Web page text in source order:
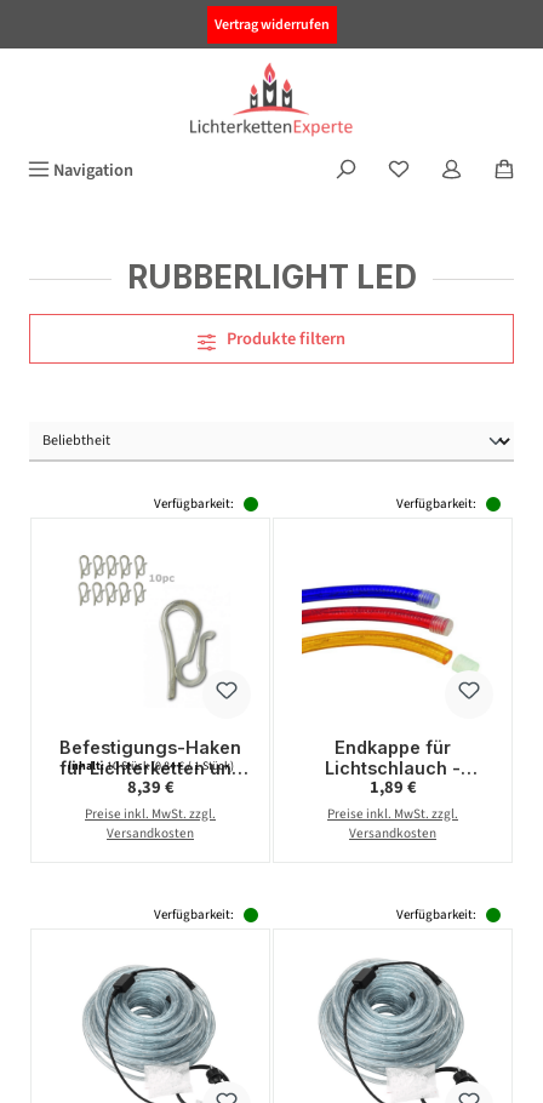
Vertrag widerrufen
Navigation
RUBBERLIGHT LED
Produkte filtern
Verfügbarkeit:
Befestigungs-Haken
für Lichterketten und
Lichterschläuche - 10
Stück
Inhalt:10 Stück(0,84 € / 1 Stück)
Regulärer Preis:
8,39 €
Preise inkl. MwSt. zzgl.
Versandkosten
Verfügbarkeit:
Endkappe für
Lichtschlauch -
Verschluss - für 12-
13mm Schläuche -
wasserfest -
Regulärer Preis:
1,89 €
Preise inkl. MwSt. zzgl.
Versandkosten
Verfügbarkeit: Verfügbarkeit: